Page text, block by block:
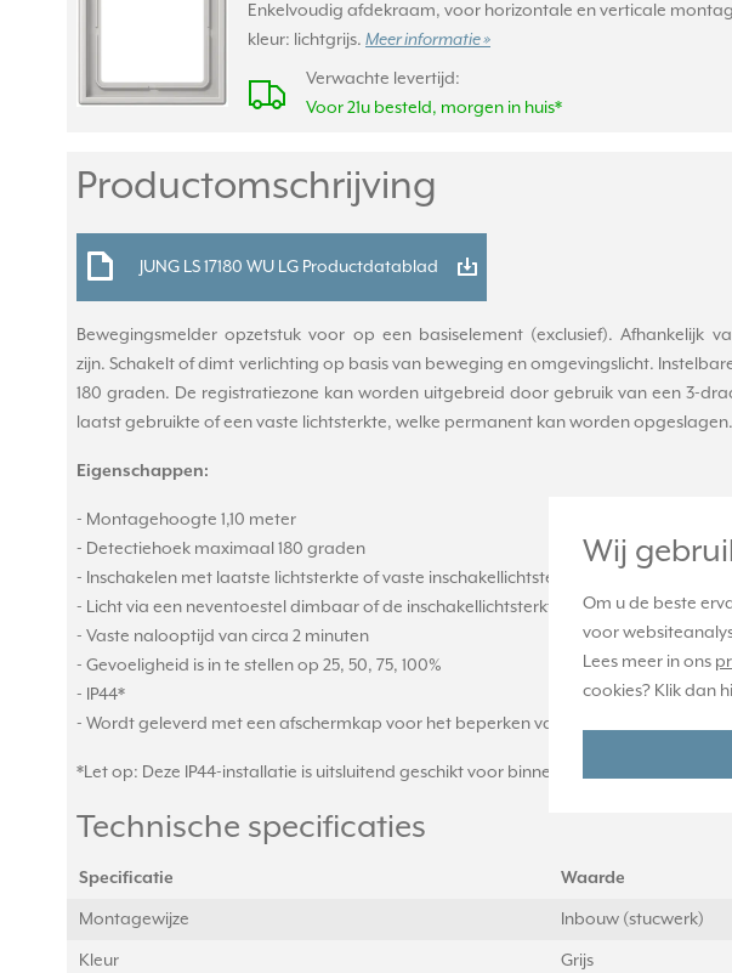
Wij
Om u de beste
voor
Lees meer in ons
cookies? Klik dan
Enkelvoudig afdekraam, voor horizontale en verticale
kleur: lichtgrijs. Meer informatie »
Verwachte levertijd:
Voor 21u besteld, morgen in huis*
Productomschrijving
JUNG LS 17180 WU LG Productdatablad
Bewegingsmelder opzetstuk voor op een basiselement (exclusief).
zijn. Schakelt of dimt verlichting op basis van beweging en omgevingslicht.
180 graden. De registratiezone kan worden uitgebreid door gebruik van een 3-
laatst gebruikte of een vaste lichtsterkte, welke permanent kan worden
Eigenschappen:
- Montagehoogte 1,10 meter
- Detectiehoek maximaal 180 graden
- Inschakelen met laatste lichtsterkte of vaste inschakellichtsterkte kan alleen met
- Licht via een neventoestel dimbaar of de inschakellichtsterkte via een
- Vaste nalooptijd van circa 2 minuten
- Gevoeligheid is in te stellen op 25, 50, 75, 100%
- IP44*
- Wordt geleverd met een afschermkap voor het beperken van de registratiezone
*Let op: Deze IP44-installatie is uitsluitend geschikt voor binnengebruik en niet
Technische specificaties
Specificatie Waarde
Montagewijze Inbouw (stucwerk)
Kleur Grijs